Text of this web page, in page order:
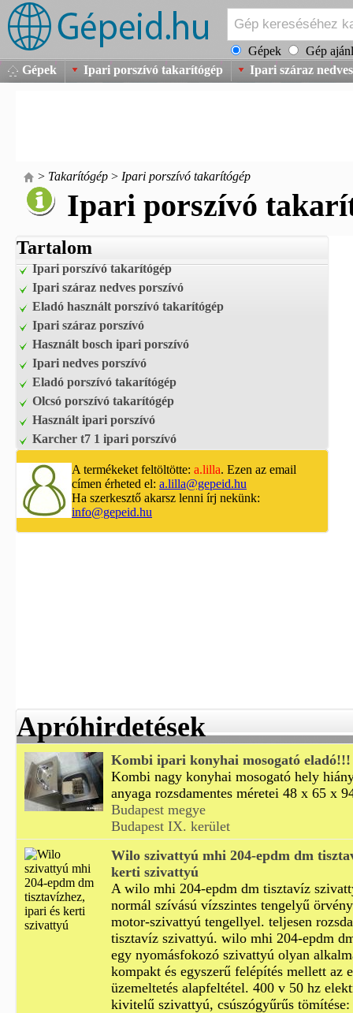
Gépek
Gép
Gépek
Ipari porszívó takarítógép Ipari száraz
> Takarítógép > Ipari porszívó takarítógép
Ipari porszívó
Tartalom
Ipari porszívó takarítógép
Ipari száraz nedves porszívó
Eladó használt porszívó takarítógép
Ipari száraz porszívó
Használt bosch ipari porszívó
Ipari nedves porszívó
Eladó porszívó takarítógép
Olcsó porszívó takarítógép
Használt ipari porszívó
Karcher t7 1 ipari porszívó
A termékeket feltöltötte: a.lilla. Ezen az email
címen érheted el: a.lilla@gepeid.hu
Ha szerkesztő akarsz lenni írj nekünk:
info@gepeid.hu
Apróhirdetések
Kombi ipari konyhai mosogató eladó!!!
Kombi nagy konyhai mosogató hely
anyaga rozsdamentes méretei 48 x 65 x
Budapest megye
Budapest IX. kerület
Wilo szivattyú mhi 204-epdm dm
kerti szivattyú
A wilo mhi 204-epdm dm tisztavíz
normál szívású vízszintes tengelyű
motor-szivattyú tengellyel. teljesen
tisztavíz szivattyú. wilo mhi 204-epdm
egy nyomásfokozó szivattyú olyan
kompakt és egyszerű felépítés mellett az
üzemeltetés alapfeltétel. 400 v 50 hz
kivitelű szivattyú, csúszógyűrűs tömítése: